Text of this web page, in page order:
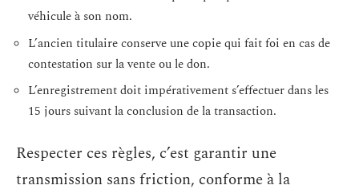
véhicule à son nom.
L’ancien titulaire conserve une copie qui fait foi en cas de
contestation sur la vente ou le don.
L’enregistrement doit impérativement s’effectuer dans les
15 jours suivant la conclusion de la transaction.
Respecter ces règles, c’est garantir une
transmission sans friction, conforme à la